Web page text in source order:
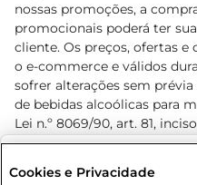
nossas promoções, a
promocionais poderá ter
cliente. Os preços, ofertas e
o e-commerce e válidos
sofrer alterações sem
de bebidas alcoólicas para
Lei n.º 8069/90, art. 81,
Adolescente). Preços e
prévio. O valor mínimo para
Cookies e Privacidade